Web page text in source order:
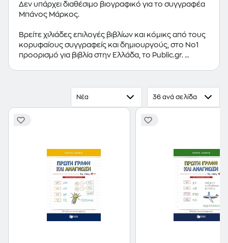
Δεν υπάρχει διαθέσιμο βιογραφικό για το συγγραφέα
Μπάνος Μάρκος.
Βρείτε χιλιάδες επιλογές βιβλίων και κόμικς από τους
κορυφαίους συγγραφείς και δημιουργούς, στο Νο1
προορισμό για βιβλία στην Ελλάδα, το Public.gr.
Ξενόγλωσσα Βιβλία,Κόμικς
Νέα 36 ανά σελίδα